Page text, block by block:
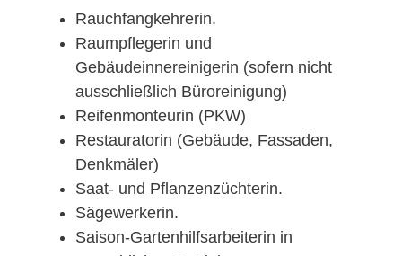
Rauchfangkehrerin.
Raumpflegerin und
Gebäudeinnereinigerin (sofern nicht
ausschließlich Büroreinigung)
Reifenmonteurin (PKW)
Restauratorin (Gebäude, Fassaden,
Denkmäler)
Saat- und Pflanzenzüchterin.
Sägewerkerin.
Saison-Gartenhilfsarbeiterin in